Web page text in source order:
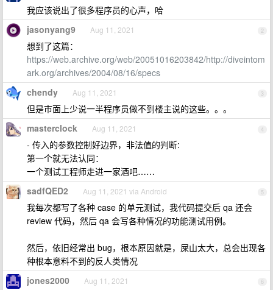
我应该说出了很多程序员的心声，哈
2
jasonyang9 Aug 11, 2021
想到了这篇：
https://web.archive.org/web/20051016203842/http://diveintom
ark.org/archives/2004/08/16/specs
3
chendy Aug 11, 2021
但是市面上少说一半程序员做不到楼主说的这些。。。
4
masterclock Aug 11, 2021
- 传入的参数控制好边界，非法值的判断:
第一个就无法认同：
一个测试工程师走进一家酒吧……
5
sadfQED2 Aug 11, 2021 via Android
我每次都写了各种 case 的单元测试，我代码提交后 qa 还会
review 代码，然后 qa 会写各种情况的功能测试用例。
然后，依旧经常出 bug，根本原因就是，屎山太大，总会出现各
种根本意料不到的反人类情况
6
jones2000 Aug 11, 2021